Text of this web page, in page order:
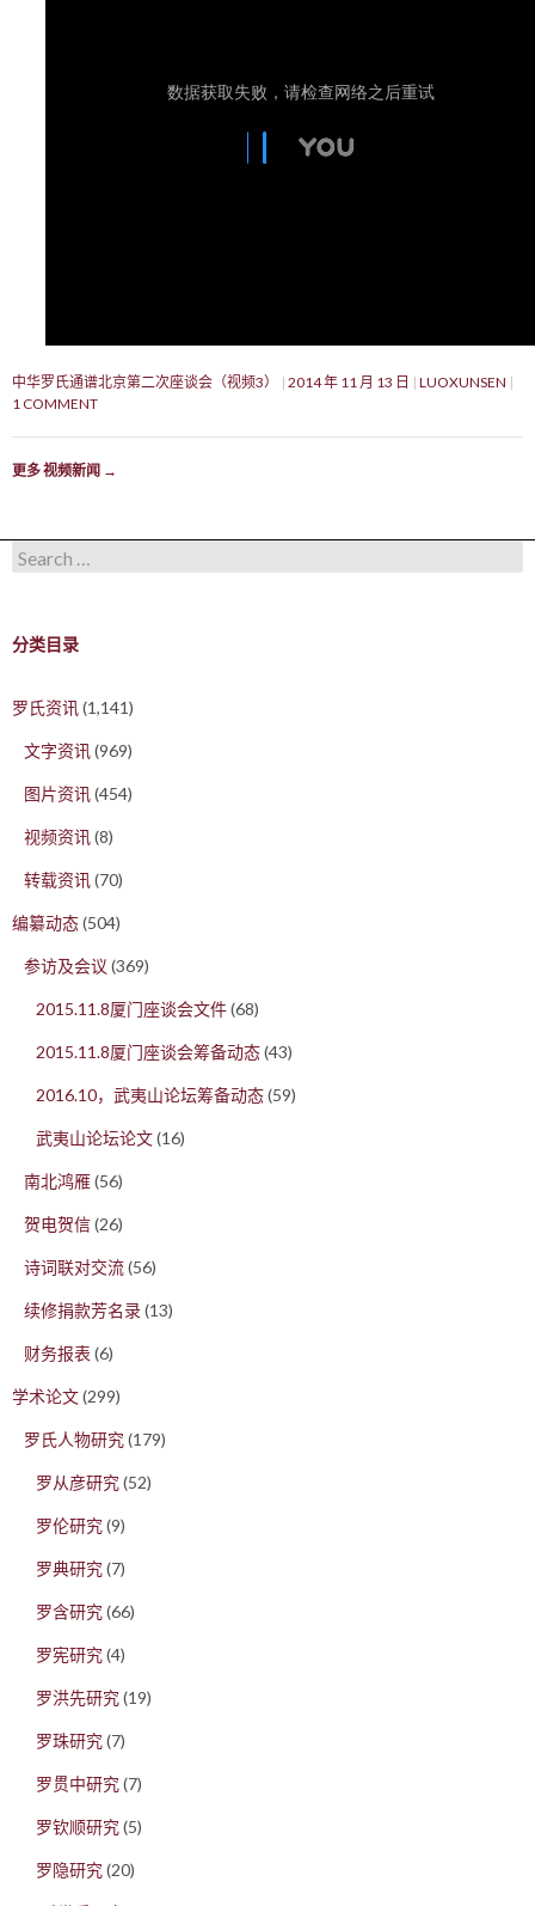
中华罗氏通谱北京第二次座谈会（视频3） 2014 年 11 月 13 日
LUOXUNSEN
1 COMMENT
更多 视频新闻 →
Search for:
分类目录
罗氏资讯(1,141)
文字资讯(969)
图片资讯(454)
视频资讯(8)
转载资讯(70)
编纂动态(504)
参访及会议 (369)
2015.11.8厦门座谈会文件(68)
2015.11.8厦门座谈会筹备动态(43)
2016.10，武夷山论坛筹备动态(59)
武夷山论坛论文(16)
南北鸿雁(56)
贺电贺信(26)
诗词联对交流(56)
续修捐款芳名录(13)
财务报表 (6)
学术论文(299)
罗氏人物研究(179)
罗从彦研究(52)
罗伦研究(9)
罗典研究(7)
罗含研究(66)
罗宪研究(4)
罗洪先研究(19)
罗珠研究(7)
罗贯中研究(7)
罗钦顺研究(5)
罗隐研究(20)